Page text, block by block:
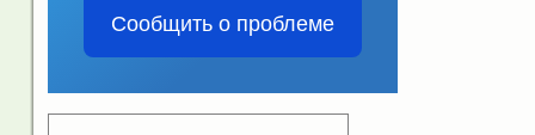
Сообщить о проблеме